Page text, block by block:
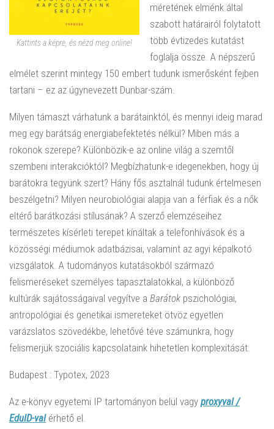
Kattints a képre, és nézd meg online!
méretének elménk által
szabott határairól folytatott
több évtizedes kutatást
foglalja össze. A népszerű
elmélet szerint mintegy 150 embert tudunk ismerősként fejben
tartani – ez az úgynevezett Dunbar-szám.
Milyen támaszt várhatunk a barátainktól, és mennyi ideig marad
meg egy barátság energiabefektetés nélkül? Miben más a
rokonok szerepe? Különbözik-e az online világ a szemtől
szembeni interakcióktól? Megbízhatunk-e idegenekben, hogy új
barátokra tegyünk szert? Hány fős asztalnál tudunk értelmesen
beszélgetni? Milyen neurobiológiai alapja van a férfiak és a nők
eltérő barátkozási stílusának? A szerző elemzéseihez
természetes kísérleti terepet kínáltak a telefonhívások és a
közösségi médiumok adatbázisai, valamint az agyi képalkotó
vizsgálatok. A tudományos kutatásokból származó
felismeréseket személyes tapasztalatokkal, a különböző
kultúrák sajátosságaival vegyítve a Barátok pszichológiai,
antropológiai és genetikai ismereteket ötvöz egyetlen
varázslatos szövedékbe, lehetővé téve számunkra, hogy
felismerjük szociális kapcsolataink hihetetlen komplexitását.
Budapest : Typotex, 2023
Az e-könyv egyetemi IP tartományon belül vagy proxyval /
EduID-valérhető el.